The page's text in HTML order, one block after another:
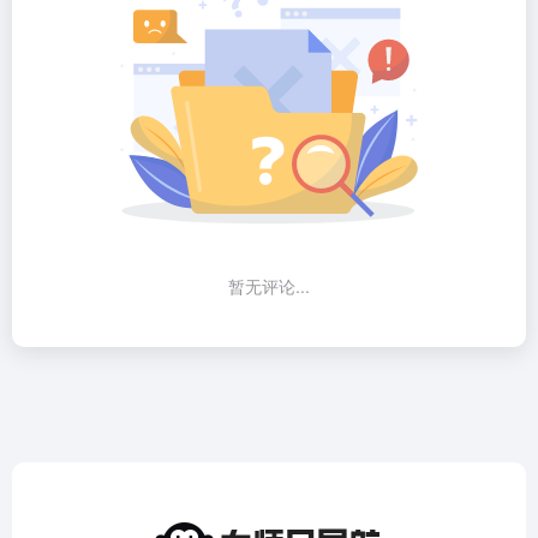
暂无评论...